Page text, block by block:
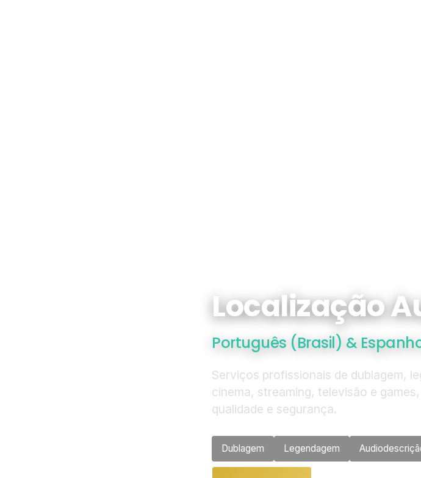
Localização
Português (Brasil) &
Serviços profissionais de dublagem,
cinema, streaming, televisão e
qualidade e segurança.
Dublagem Legendagem